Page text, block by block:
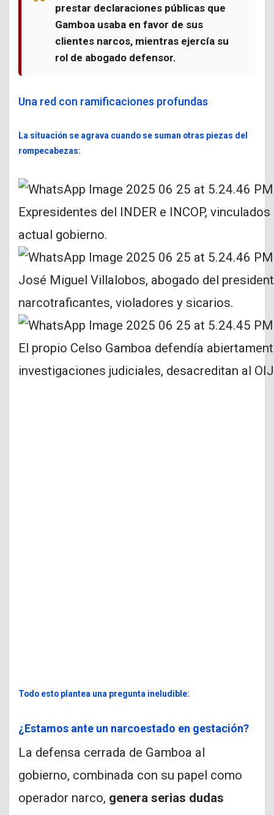
prestar declaraciones públicas que
Gamboa usaba en favor de sus
clientes narcos, mientras ejercía su
rol de abogado defensor.
Una red con ramificaciones profundas
La situación se agrava cuando se suman otras piezas del
rompecabezas:
Expresidentes del INDER e INCOP,
actual gobierno.
José Miguel Villalobos, abogado del
narcotraficantes, violadores y sicarios.
El propio Celso Gamboa defendía
investigaciones judiciales, desacreditan al
Todo esto plantea una pregunta ineludible:
¿Estamos ante un narcoestado en gestación?
La defensa cerrada de Gamboa al
gobierno, combinada con su papel como
operador narco, genera serias dudas